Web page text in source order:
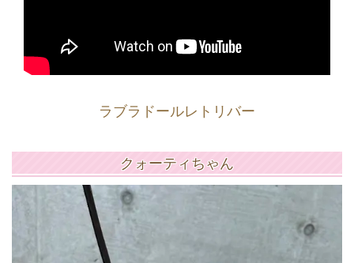
ラブラドールレトリバー
クォーティちゃん